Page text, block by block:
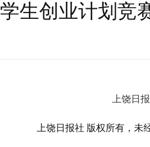
学生创业计划竞
上饶日
上饶日报社 版权所有，未